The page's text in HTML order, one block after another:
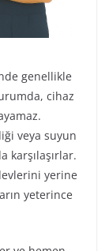
genellikle
cihaz
veya suyun
karşılaşırlar.
yerine
yeterince